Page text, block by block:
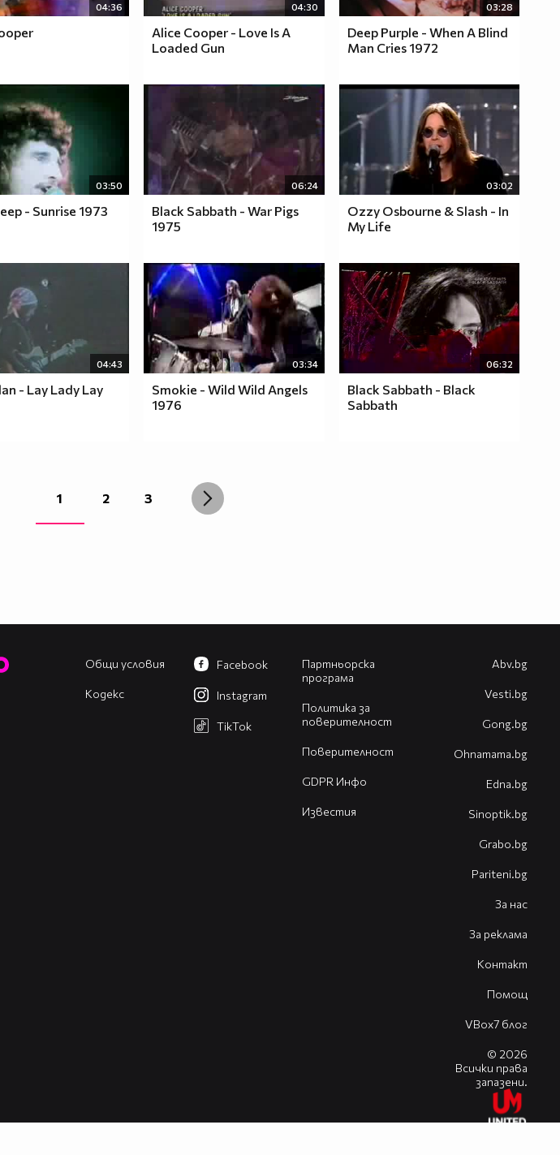
04:36 04:30
Alice Cooper - Love Is A
Loaded Gun
03:28
Deep Purple - When A Blind
Man Cries 1972
03:50
- Sunrise 1973
06:24
Black Sabbath - War Pigs
1975
03:02
Ozzy Osbourne & Slash - In
My Life
04:43
- Lay Lady Lay
03:34
Smokie - Wild Wild Angels
1976
06:32
Black Sabbath - Black
Sabbath
1 2 3
Общи условия
Кодекс
Партньорска
програма
Политика за
поверителност
Поверителност
GDPR Инфо
Известия
Facebook
Instagram
TikTok
Abv.bg
Vesti.bg
Gong.bg
Оhnamama.bg
Edna.bg
Sinoptik.bg
Grabo.bg
Pariteni.bg
За нас
За реклама
Контакт
Помощ
VBox7 блог
© 2026
Всички права
запазени.